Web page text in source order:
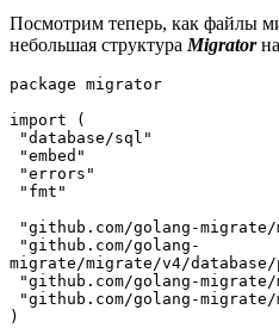
Посмотрим теперь, как файлы
небольшая структура Migratorна
package migrator
import (
"database/sql"
"embed"
"errors"
"fmt"
"github.com/golang-
migrate/migrate/v4/database/
"github.com/golang-
"github.com/golang-
)